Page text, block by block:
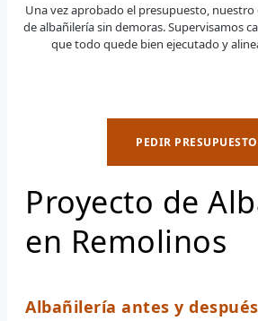
Una vez aprobado el presupuesto,
de albañilería sin demoras. Supervisamos
que todo quede bien ejecutado y
PEDIR PRESUPUESTO
Proyecto de
en Remolinos
Albañilería antes y después